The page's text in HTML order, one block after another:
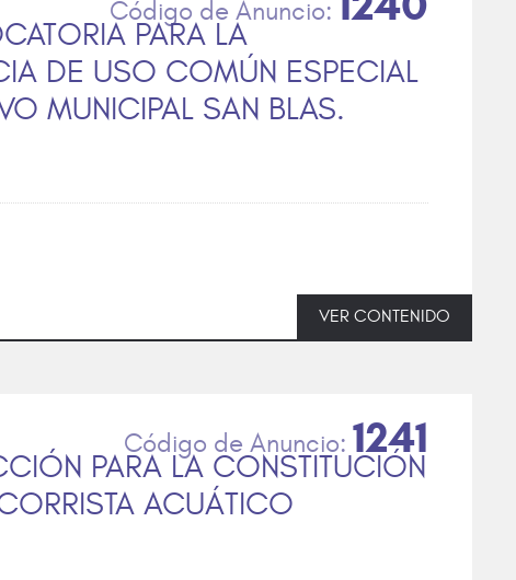
PARA LA
DE USO COMÚN ESPECIAL
MUNICIPAL SAN BLAS.
VER CONTENIDO
PARA LA CONSTITUCIÓN
ACUÁTICO
1241